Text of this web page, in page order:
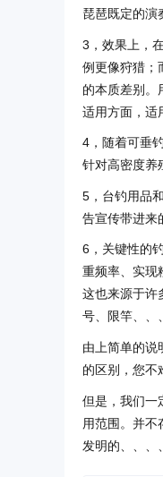
琵琶既定的演
3，效果上，
例更像狩猎；
的本质差别。
适用方面，适
4，随着可垂
针对高密度养
5，台钓用品和
告宣传带进来
6，关键性的
重频率、实现
这也来源于许
号、限竿、、
由上简单的说
的区别，您不
但是，我们一
用范围。并
发明的、、、